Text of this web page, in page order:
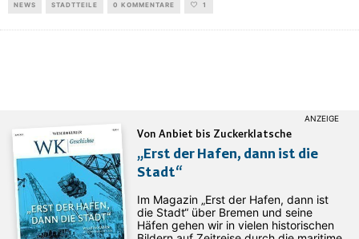
NEWS STADTTEILE 0 KOMMENTARE 1
Von Anbiet bis Zuckerklatsche
„Erst der Hafen, dann ist die
Stadt“
Im Magazin „Erst der Hafen, dann ist
die Stadt“ über Bremen und seine
Häfen gehen wir in vielen historischen